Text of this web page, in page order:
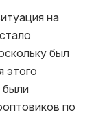
на
был
этого
были
по